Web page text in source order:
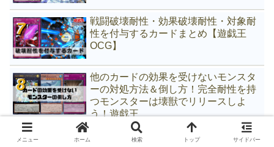
戦闘破壊耐性・効果破壊耐性・対象耐
性を付与するカードまとめ【遊戯王
OCG】
他のカードの効果を受けないモンスタ
ーの対処方法＆倒し方！完全耐性を持
つモンスターは壊獣でリリースしよ
う！遊戯王
悪魔族をサーチできるカードまとめ
メニュー ホーム 検索 トップ サイドバー